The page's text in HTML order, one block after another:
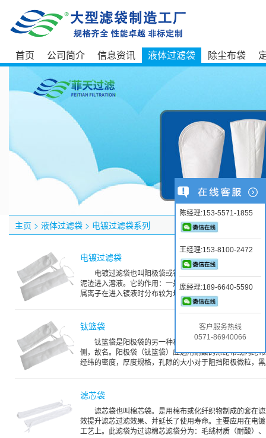
首页 公司简介 信息资讯 液体过滤袋 除尘布袋
主页 > 液体过滤袋 > 电镀过滤袋系列
电镀过滤袋
电镀过滤袋也叫阳极袋或钛蓝袋，套在阳极钛篮上，
泥渣进入溶液。它的作用：一是过滤阳极杂质，二是使阳
属离子在进入镀液时分布较为均匀。一般为无纺布或滤布
钛篮袋
钛篮袋是阳极袋的另一种称呼，因为此滤袋是套在阳
侧，故名。阳极袋（钛篮袋）应选用耐酸的涤纶布或丙纶
经纬的密度，厚度规格，孔隙的大小对于阻挡阳极微粒，
滤芯袋
滤芯袋也叫棉芯袋。是用棉布或化纤织物制成的套在
效提升滤芯过滤效果、并延长了使用寿命。主要应用在电
工艺上。此滤袋为过滤棉芯滤袋分为：毛绒材质（耐酸）
陈经理:153-5571-1855
王经理:153-8100-2472
庞经理:189-6640-5590
客户服务热线
0571-86940066